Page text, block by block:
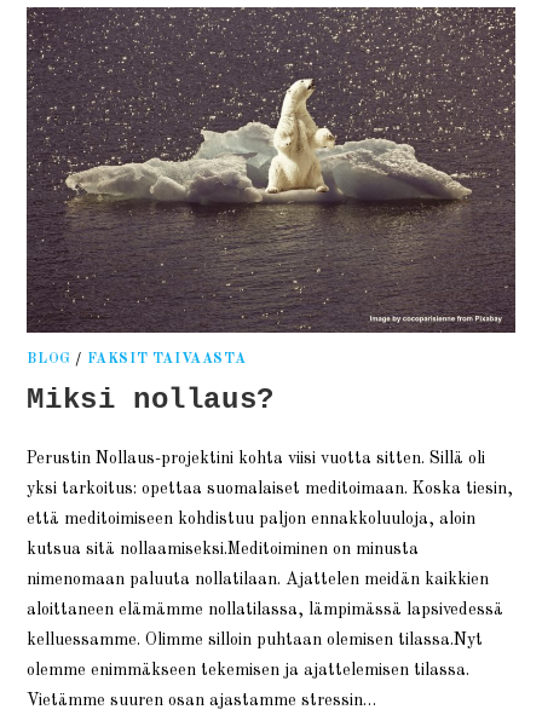
BLOG / FAKSIT TAIVAASTA
Miksi nollaus?
Perustin Nollaus-projektini kohta viisi vuotta sitten. Sillä oli
yksi tarkoitus: opettaa suomalaiset meditoimaan. Koska tiesin,
että meditoimiseen kohdistuu paljon ennakkoluuloja, aloin
kutsua sitä nollaamiseksi.Meditoiminen on minusta
nimenomaan paluuta nollatilaan. Ajattelen meidän kaikkien
aloittaneen elämämme nollatilassa, lämpimässä lapsivedessä
kelluessamme. Olimme silloin puhtaan olemisen tilassa.Nyt
olemme enimmäkseen tekemisen ja ajattelemisen tilassa.
Vietämme suuren osan ajastamme stressin…